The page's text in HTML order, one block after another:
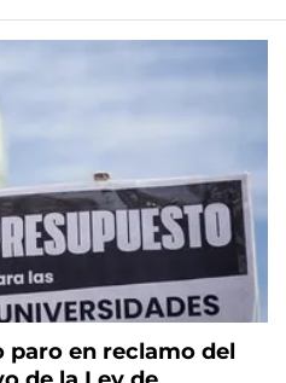
paro en reclamo del